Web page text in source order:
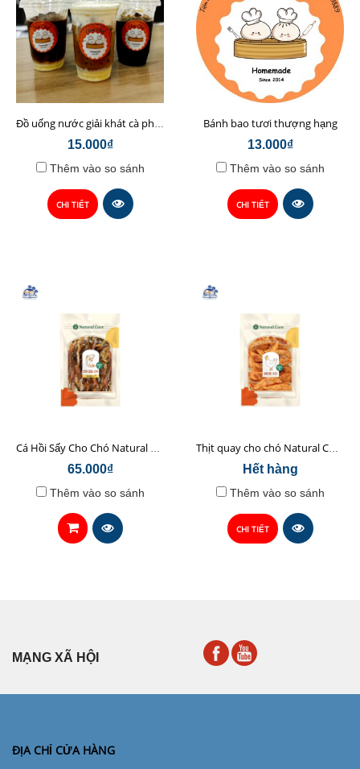
Đồ uống nước giải khát cà phê sữa hạt Chop Chef
15.000₫
Thêm vào so sánh
CHI TIẾT
Bánh bao tươi thượng hạng
13.000₫
Thêm vào so sánh
CHI TIẾT
Cá Hồi Sấy Cho Chó Natural Core 45gr
65.000₫
Thêm vào so sánh
Thịt quay cho chó Natural Core 70g
Hết hàng
Thêm vào so sánh
CHI TIẾT
MẠNG XÃ HỘI
ĐỊA CHỈ CỬA HÀNG